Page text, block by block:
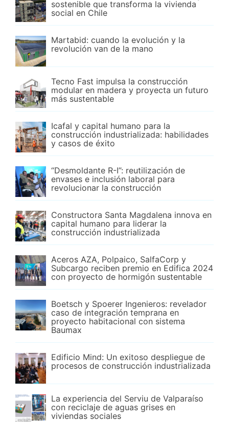
sostenible que transforma la vivienda
social en Chile
Martabid: cuando la evolución y la
revolución van de la mano
Tecno Fast impulsa la construcción
modular en madera y proyecta un futuro
más sustentable
Icafal y capital humano para la
construcción industrializada: habilidades
y casos de éxito
“Desmoldante R-I”: reutilización de
envases e inclusión laboral para
revolucionar la construcción
Constructora Santa Magdalena innova en
capital humano para liderar la
construcción industrializada
Aceros AZA, Polpaico, SalfaCorp y
Subcargo reciben premio en Edifica 2024
con proyecto de hormigón sustentable
Boetsch y Spoerer Ingenieros: revelador
caso de integración temprana en
proyecto habitacional con sistema
Baumax
Edificio Mind: Un exitoso despliegue de
procesos de construcción industrializada
La experiencia del Serviu de Valparaíso
con reciclaje de aguas grises en
viviendas sociales